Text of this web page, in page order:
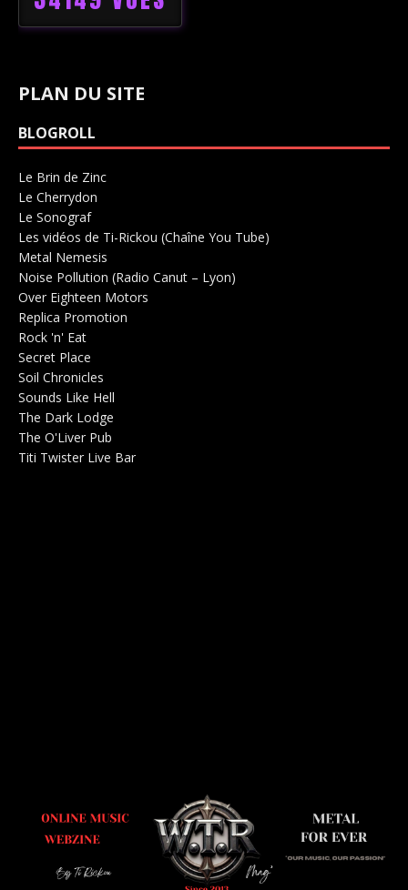
PLAN DU SITE
BLOGROLL
Le Brin de Zinc
Le Cherrydon
Le SonografSalle de concerts 0
Les vidéos de Ti-Rickou (Chaîne You Tube)
Metal Nemesis
Noise Pollution (Radio Canut – Lyon)
Over Eighteen Motors
Replica Promotion
Rock 'n' Eat
Secret Place
Soil Chronicles
Sounds Like Hell
The Dark Lodge
The O'Liver Pub
Titi Twister Live Bar